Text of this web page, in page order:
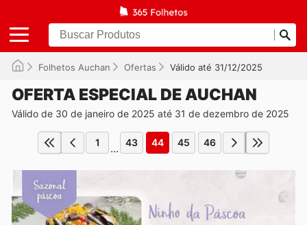
Folhetos Auchan Ofertas Válido até 31/12/2025
OFERTA ESPECIAL DE AUCHAN
Válido de 30 de janeiro de 2025 até 31 de dezembro de 2025
1 ... 43 44 45 46